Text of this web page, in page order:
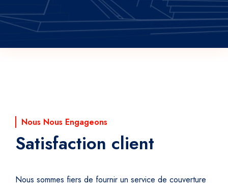
Nous Nous Engageons
Satisfaction client
Nous sommes fiers de fournir un service de couverture